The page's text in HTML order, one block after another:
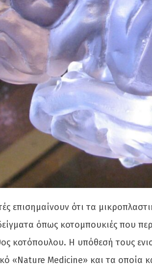
επισημαίνουν ότι τα
όπως κοτομπουκιές που
κοτόπουλου. Η υπόθεσή τους
«Nature Medicine» και τα οποία